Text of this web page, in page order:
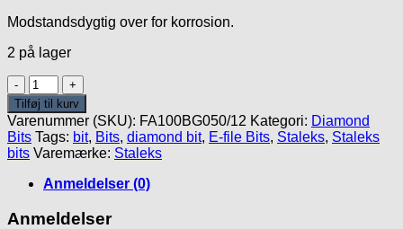
Modstandsdygtig over for korrosion.
2 på lager
Diamond
Blue-
Green
Expert
5mm/12mm
-
Pear
Pointed
antal
Tilføj til kurv
Varenummer (SKU): FA100BG050/12 Kategori: Diamond
Bits Tags: bit, Bits, diamond bit, E-file Bits, Staleks, Staleks
bits Varemærke: Staleks
Anmeldelser (0)
Anmeldelser